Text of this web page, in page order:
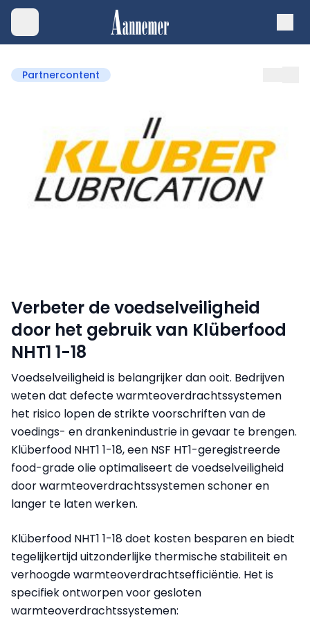
Partnercontent
Verbeter de voedselveiligheid
door het gebruik van Klüberfood
NHT1 1-18
Voedselveiligheid is belangrijker dan ooit. Bedrijven
weten dat defecte warmteoverdrachtssystemen
het risico lopen de strikte voorschriften van de
voedings- en drankenindustrie in gevaar te brengen.
Klüberfood NHT1 1-18, een NSF HT1-geregistreerde
food-grade olie optimaliseert de voedselveiligheid
door warmteoverdrachtssystemen schoner en
langer te laten werken.
Klüberfood NHT1 1-18 doet kosten besparen en biedt
tegelijkertijd uitzonderlijke thermische stabiliteit en
verhoogde warmteoverdrachtsefficiëntie. Het is
specifiek ontworpen voor gesloten
warmteoverdrachtssystemen: